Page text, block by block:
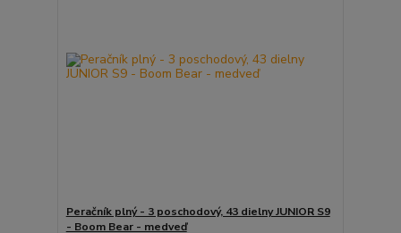
Peračník plný - 3 poschodový, 43 dielny JUNIOR S9
- Boom Bear - medveď